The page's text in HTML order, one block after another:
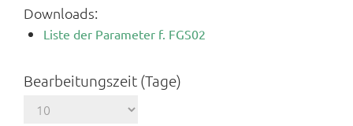
Downloads:
Liste der Parameter f. FGS02
Bearbeitungszeit (Tage)